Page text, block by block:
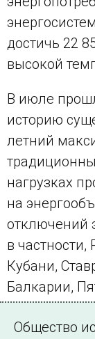
достичь 22
высокой
В июле
историю
летний
нагрузках
на
отключений
в
Кубани,
Балкарии,
Северной
Общество